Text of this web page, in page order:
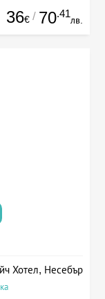
36€ / 70.41
лв.
Хотел, Несебър